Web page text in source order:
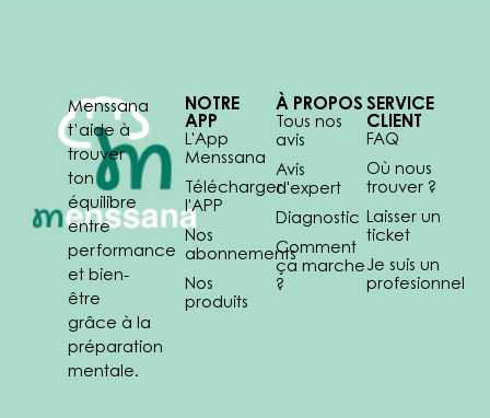
Menssana
t’aide à
trouver
ton
équilibre
entre
performance
et bien-
être
grâce à la
préparation
mentale.
NOTRE
APP
L'App
Menssana
Télécharger
l'APP
Nos
abonnements
Nos
produits
À PROPOS
Tous nos
avis
Avis
d'expert
Diagnostic
Comment
ça marche
?
SERVICE
CLIENT
FAQ
Où nous
trouver ?
Laisser un
ticket
Je suis un
profesionnel